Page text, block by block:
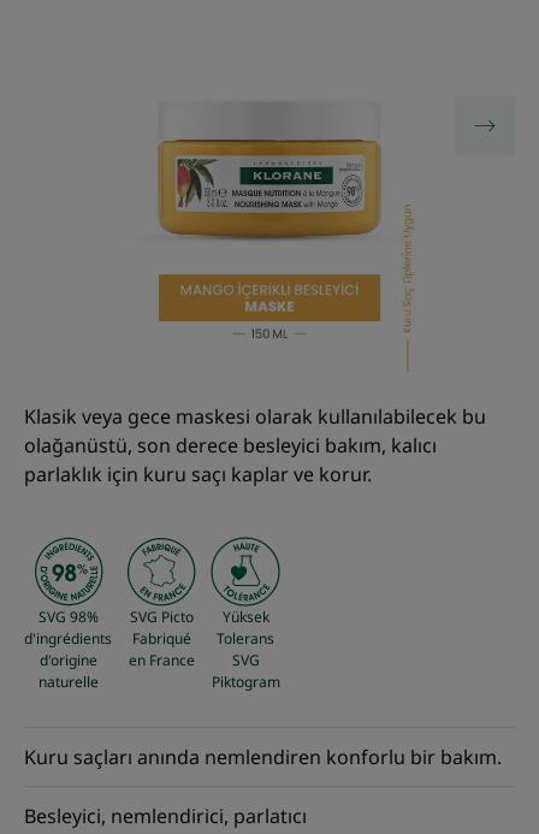
Klasik veya gece maskesi olarak kullanılabilecek bu
olağanüstü, son derece besleyici bakım, kalıcı
parlaklık için kuru saçı kaplar ve korur.
SVG 98%
d'ingrédients
d'origine
naturelle
SVG Picto
Fabriqué
en France
Yüksek
Tolerans
SVG
Piktogram
Kuru saçları anında nemlendiren konforlu bir bakım.
Besleyici, nemlendirici, parlatıcı